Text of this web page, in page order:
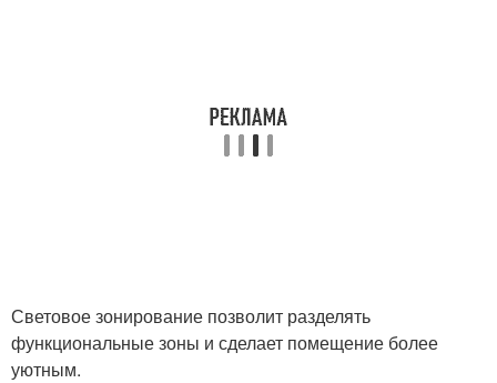
Световое зонирование позволит разделять
функциональные зоны и сделает помещение более
уютным.